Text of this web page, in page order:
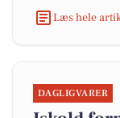
Læs hele
DAGLIGVARER